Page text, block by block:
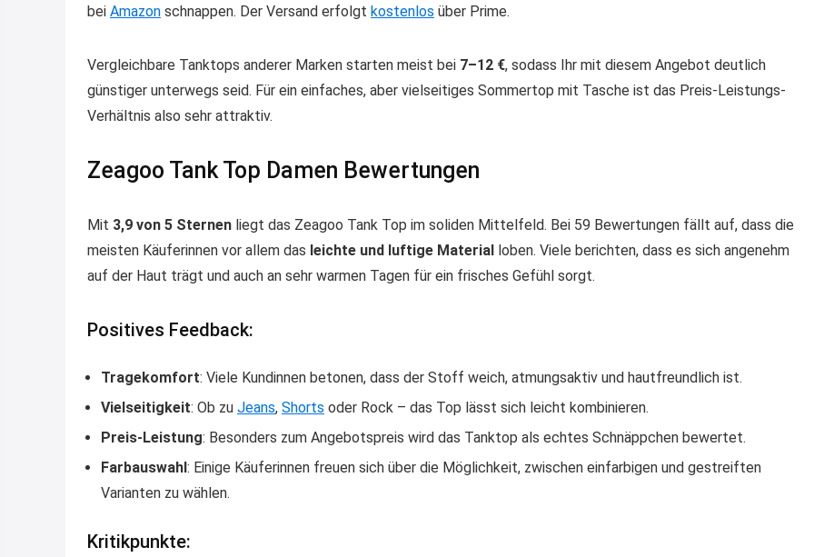
bei Amazon schnappen. Der Versand erfolgt kostenlos über Prime.
Vergleichbare Tanktops anderer Marken starten meist bei 7–12 €, sodass Ihr mit diesem Angebot deutlich
günstiger unterwegs seid. Für ein einfaches, aber vielseitiges Sommertop mit Tasche ist das Preis-Leistungs-
Verhältnis also sehr attraktiv.
Zeagoo Tank Top Damen Bewertungen
Mit 3,9 von 5 Sternen liegt das Zeagoo Tank Top im soliden Mittelfeld. Bei 59 Bewertungen fällt auf, dass die
meisten Käuferinnen vor allem das leichte und luftige Material loben. Viele berichten, dass es sich angenehm
auf der Haut trägt und auch an sehr warmen Tagen für ein frisches Gefühl sorgt.
Positives Feedback:
Tragekomfort: Viele Kundinnen betonen, dass der Stoff weich, atmungsaktiv und hautfreundlich ist.
Vielseitigkeit: Ob zu Jeans, Shorts oder Rock – das Top lässt sich leicht kombinieren.
Preis-Leistung: Besonders zum Angebotspreis wird das Tanktop als echtes Schnäppchen bewertet.
Farbauswahl: Einige Käuferinnen freuen sich über die Möglichkeit, zwischen einfarbigen und gestreiften
Varianten zu wählen.
Kritikpunkte: